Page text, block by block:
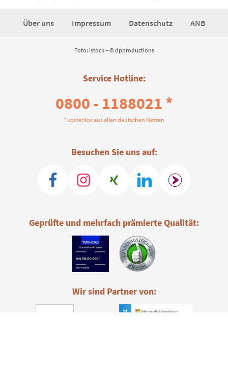
Über uns Impressum Datenschutz ANB
Foto: istock – © dpproductions
Service Hotline:
0800 - 1188021 *
* kostenlos aus allen deutschen Netzen
Besuchen Sie uns auf:
Geprüfte und mehrfach prämierte Qualität:
Wir sind Partner von: